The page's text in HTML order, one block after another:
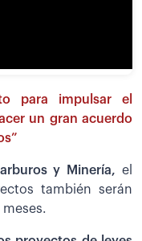
para impulsar el
un gran acuerdo
y Minería, el
también serán